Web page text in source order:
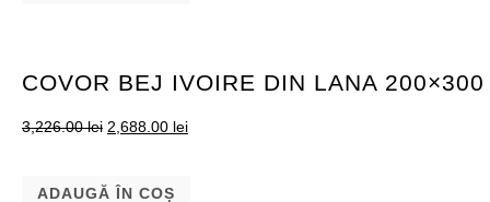
COVOR BEJ IVOIRE DIN LANA 200×300
3,226.00lei 2,688.00 lei
ADAUGĂ ÎN COȘ